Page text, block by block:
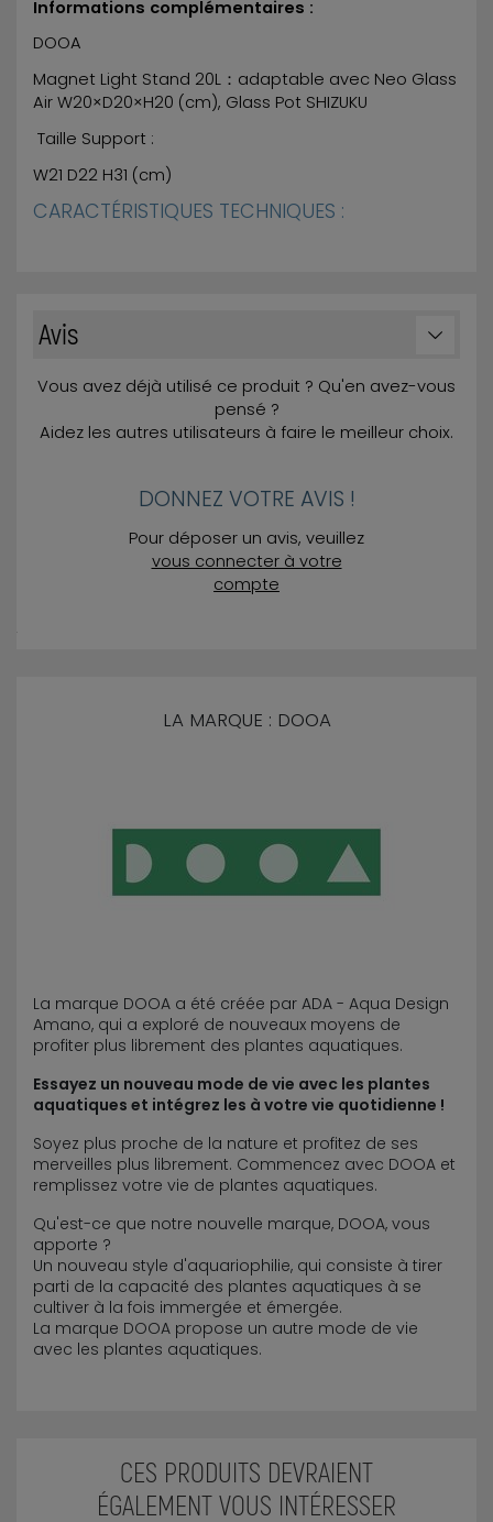
Informations complémentaires :
DOOA
Magnet Light Stand 20L：adaptable avec Neo Glass
Air W20×D20×H20 (cm), Glass Pot SHIZUKU
Taille Support :
W21 D22 H31 (cm)
CARACTÉRISTIQUES TECHNIQUES :
Avis
Vous avez déjà utilisé ce produit ? Qu'en avez-vous
pensé ?
Aidez les autres utilisateurs à faire le meilleur choix.
DONNEZ VOTRE AVIS !
Pour déposer un avis, veuillez
vous connecter à votre
compte
LA MARQUE : DOOA
La marque DOOA a été créée par ADA - Aqua Design
Amano, qui a exploré de nouveaux moyens de
profiter plus librement des plantes aquatiques.
Essayez un nouveau mode de vie avec les plantes
aquatiques et intégrez les à votre vie quotidienne !
Soyez plus proche de la nature et profitez de ses
merveilles plus librement. Commencez avec DOOA et
remplissez votre vie de plantes aquatiques.
Qu'est-ce que notre nouvelle marque, DOOA, vous
apporte ?
Un nouveau style d'aquariophilie, qui consiste à tirer
parti de la capacité des plantes aquatiques à se
cultiver à la fois immergée et émergée.
La marque DOOA propose un autre mode de vie
avec les plantes aquatiques.
CES PRODUITS DEVRAIENT
ÉGALEMENT VOUS INTÉRESSER